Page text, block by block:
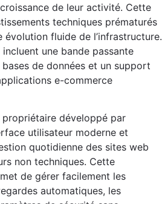
de leur activité. Cette
techniques prématurés
fluide de l’infrastructure.
une bande passante
de données et un support
e-commerce
développé par
utilisateur moderne et
quotidienne des sites web
non techniques. Cette
de gérer facilement les
automatiques, les